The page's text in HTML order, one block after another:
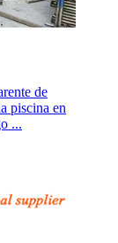
de
piscina en
...